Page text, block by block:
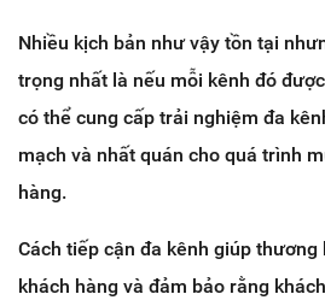
Nhiều kịch bản như vậy tồn tại
trọng nhất là nếu mỗi kênh đó
có thể cung cấp trải nghiệm đa
mạch và nhất quán cho quá trình
hàng.
Cách tiếp cận đa kênh giúp
khách hàng và đảm bảo rằng